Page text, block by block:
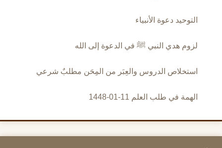
التوحيد دعوة الأنبياء
لزوم هدي النبي ﷺ في الدعوة إلى الله
استخلاص الدروس والعِبَر من المِحَن مطلبٌ شرعي
الهمة في طلب العلم 11-01-1448